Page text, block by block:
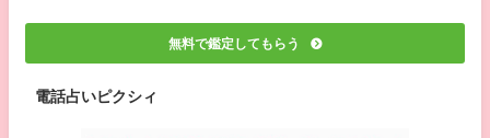
無料で鑑定してもらう
電話占いピクシィ